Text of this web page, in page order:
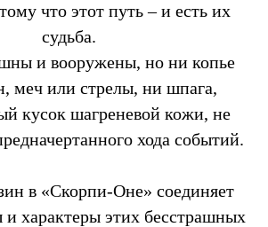
что этот путь – и есть их
судьба.
и вооружены, но ни копье
меч или стрелы, ни шпага,
кусок шагреневой кожи, не
хода событий.
в «Скорпи-Оне» соединяет
и характеры этих бесстрашных